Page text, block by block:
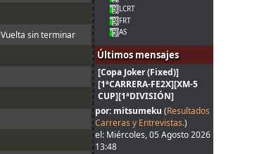
Vuelta sin terminar
LCRT
FRT
AS
Últimos mensajes
[Copa Joker (Fixed)]
[1ªCARRERA-FE2X][XM-5
CUP][1ªDIVISIÓN]
por: mitsumeku (Resultados
Carreras y Entrevistas.)
el: Miércoles, 05 Agosto 2026
13:48